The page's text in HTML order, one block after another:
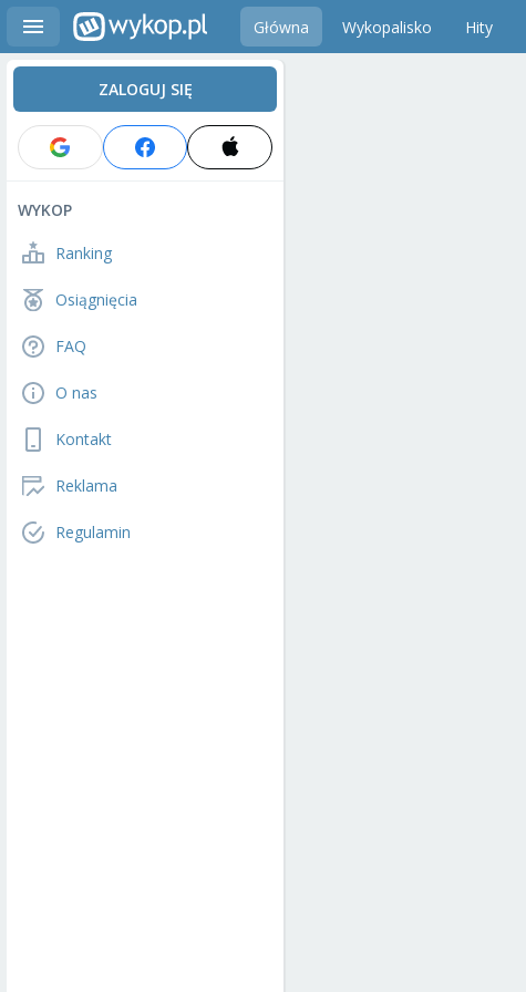
Główna Wykopalisko Hity
ZALOGUJ SIĘ
WYKOP
Ranking
Osiągnięcia
FAQ
O nas
Kontakt
Reklama
Regulamin